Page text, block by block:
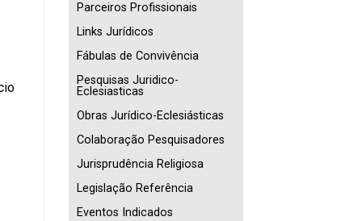
Parceiros Profissionais
Links Jurídicos
Fábulas de Convivência
Pesquisas Juridico-
Eclesiasticas
Obras Jurídico-Eclesiásticas
Colaboração Pesquisadores
Jurisprudência Religiosa
Legislação Referência
Eventos Indicados